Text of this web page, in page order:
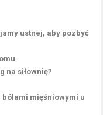
ustnej, aby pozbyć
na siłownię?
mięśniowymi u